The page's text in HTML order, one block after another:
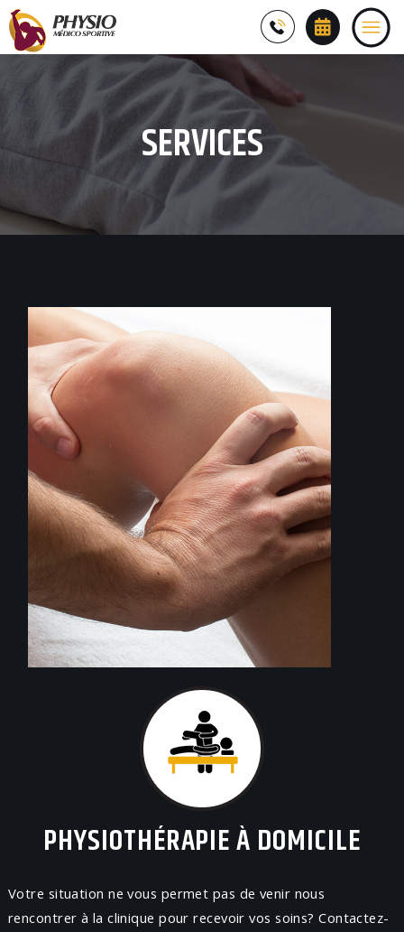
SERVICES
PHYSIOTHÉRAPIE À DOMICILE
Votre situation ne vous permet pas de venir nous
rencontrer à la clinique pour recevoir vos soins? Contactez-